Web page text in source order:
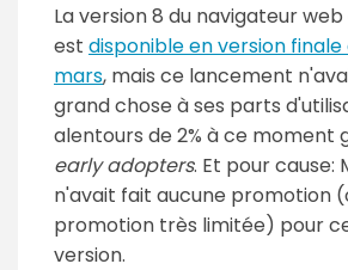
La version 8 du navigateur
est disponible en version finale
mars, mais ce lancement
grand chose à ses parts
alentours de 2% à ce moment
early adopters. Et pour cause:
n'avait fait aucune promotion
promotion très limitée) pour
version.